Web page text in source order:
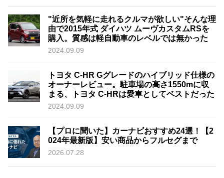
"近所を気軽に走れるクルマが欲しい"そんな理
由で2015年式 ダイハツ ムーヴカスタムRSを
購入。質感は軽自動車のレベルでは無かった
2024.09.09
トヨタ C-HR Gグレードのハイブリッド仕様の
オーナーレビュー。駐車場の高さ1550mに収
まる、トヨタ C-HRは愛車としてベストだった
2024.09.09
【プロに聞いた】カーナビおすすめ24選！【2
024年最新版】安い商品からフルセグまで
2026.07.28